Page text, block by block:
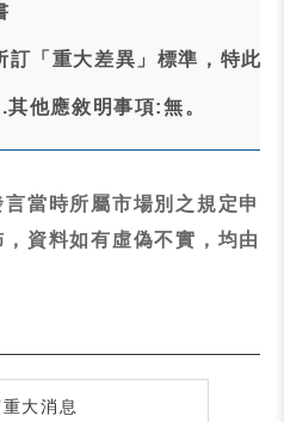
訂「重大差異」標準，特此
其他應敘明事項:無。
當時所屬市場別之規定申
資料如有虛偽不實，均由
大消息